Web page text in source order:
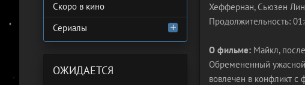
Хеффернан, Сьюзен
Продолжительность:
О фильме: Майкл,
Обремененный
вовлечен в конфликт
Скоро в кино
Сериалы
ОЖИДАЕТСЯ